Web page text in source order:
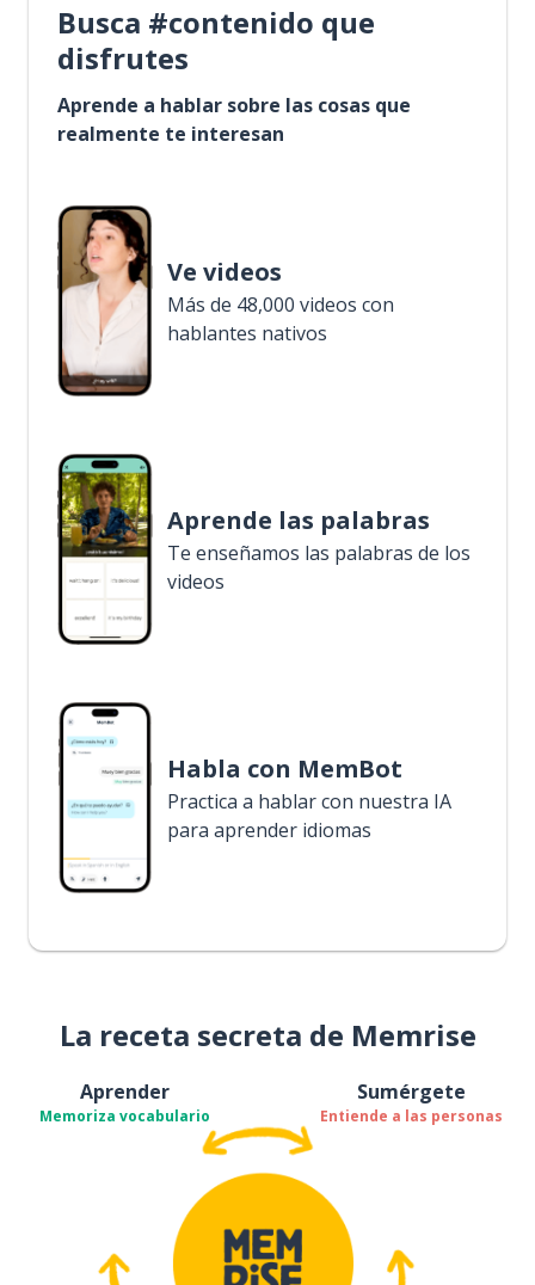
Busca #contenido que
disfrutes
Aprende a hablar sobre las cosas que
realmente te interesan
Ve videos
Más de 48,000 videos con
hablantes nativos
Aprende las palabras
Te enseñamos las palabras de los
videos
Habla con MemBot
Practica a hablar con nuestra IA
para aprender idiomas
La receta secreta de Memrise
Aprender
Memoriza vocabulario
Sumérgete
Entiende a las personas